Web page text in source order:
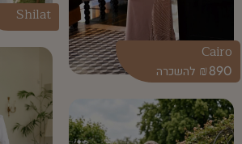
890
₪
Cairo
Shilat